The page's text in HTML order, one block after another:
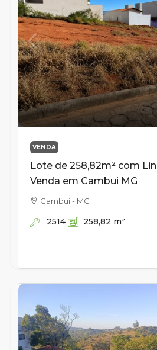
VENDA
Lote de 258,82m² com
Venda em Cambui MG
Cambuí - MG
2514 258,82 m²